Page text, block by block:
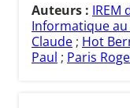
Auteurs : IREM
Informatique au
Claude ; Hot
Paul ; Paris